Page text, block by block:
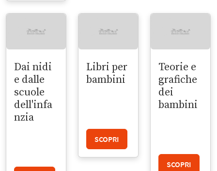
Dai nidi
e dalle
scuole
dell'infa
nzia
Libri per
bambini
SCOPRI
Teorie e
grafiche
dei
bambini
SCOPRI